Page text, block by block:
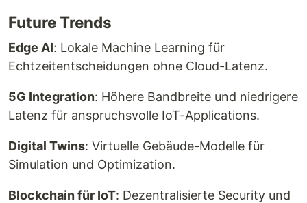
Future Trends
Edge AI: Lokale Machine Learning für
Echtzeitentscheidungen ohne Cloud-Latenz.
5G Integration: Höhere Bandbreite und niedrigere
Latenz für anspruchsvolle IoT-Applications.
Digital Twins: Virtuelle Gebäude-Modelle für
Simulation und Optimization.
Blockchain für IoT: Dezentralisierte Security und